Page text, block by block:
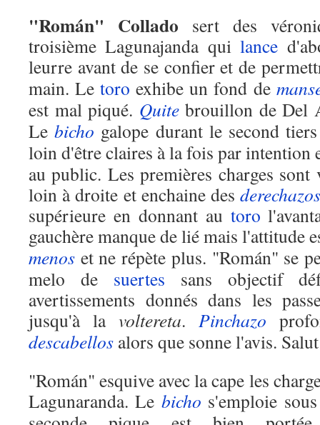
"Román" Collado sert des
troisième Lagunajanda quilance
leurre avant de se confier et de
main. Letoro exhibe un fond de
est mal piqué. Quitebrouillon de Del
Lebicho galope durant le second
loin d'être claires à la fois par intention
au public. Les premières charges
loin à droite et enchaine des
supérieure en donnant au toro
gauchère manque de lié mais l'attitude
menos et ne répète plus. "Román" se
melo de suertes sans objectif
avertissements donnés dans les
jusqu'à la voltereta. Pinchazo
descabellos alors que sonne l'avis.
"Román" esquive avec la cape les
Lagunaranda. Le bicho s'emploie